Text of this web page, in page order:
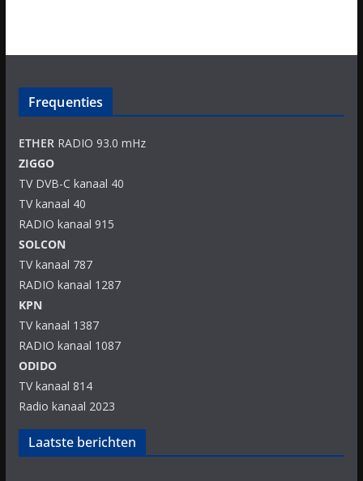
Frequenties
ETHERRADIO 93.0 mHz
ZIGGO
TV DVB-C kanaal 40
TV kanaal 40
RADIO kanaal 915
SOLCON
TV kanaal 787
RADIO kanaal 1287
KPN
TV kanaal 1387
RADIO kanaal 1087
ODIDO
TV kanaal 814
Radio kanaal 2023
Laatste berichten